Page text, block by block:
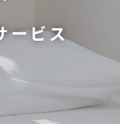
おためしサービス
サービス一覧
ご契約者さま限定サ
ービス